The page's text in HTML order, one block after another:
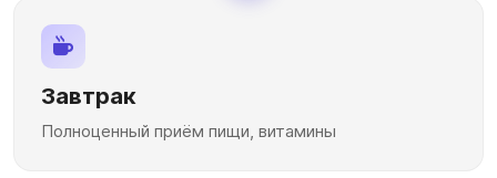
Завтрак
Полноценный приём пищи, витамины